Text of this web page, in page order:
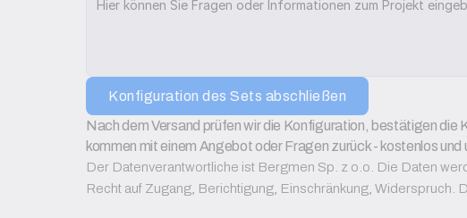
Konfiguration des Sets abschließen
Nach dem Versand prüfen wir die Konfiguration, bestätigen die
kommen mit einem Angebot oder Fragen zurück - kostenlos und
Der Datenverantwortliche ist Bergmen Sp. z o.o. Die Daten
Recht auf Zugang, Berichtigung, Einschränkung,